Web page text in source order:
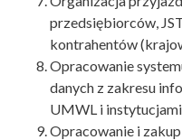
przedsiębiorców,
kontrahentów
Opracowanie
danych z zakresu
UMWL i
Opracowanie i